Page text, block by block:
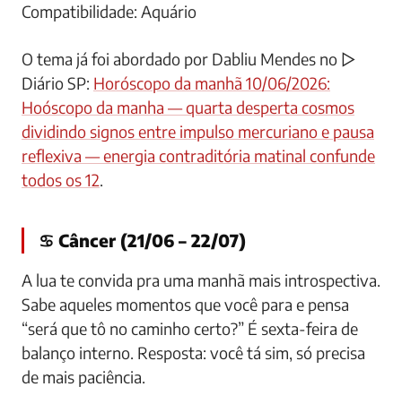
Compatibilidade: Aquário
O tema já foi abordado por Dabliu Mendes no ▷
Diário SP: Horóscopo da manhã 10/06/2026:
Hoóscopo da manha — quarta desperta cosmos
dividindo signos entre impulso mercuriano e pausa
reflexiva — energia contraditória matinal confunde
todos os 12.
♋ Câncer (21/06 – 22/07)
A lua te convida pra uma manhã mais introspectiva.
Sabe aqueles momentos que você para e pensa
“será que tô no caminho certo?” É sexta-feira de
balanço interno. Resposta: você tá sim, só precisa
de mais paciência.